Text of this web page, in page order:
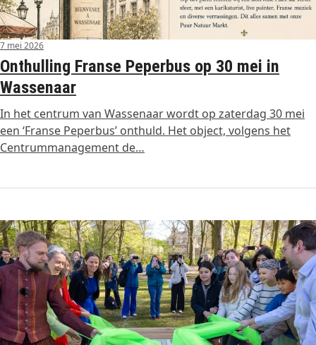
7 mei 2026
Onthulling Franse Peperbus op 30 mei in
Wassenaar
In het centrum van Wassenaar wordt op zaterdag 30 mei
een ‘Franse Peperbus’ onthuld. Het object, volgens het
Centrummanagement de…